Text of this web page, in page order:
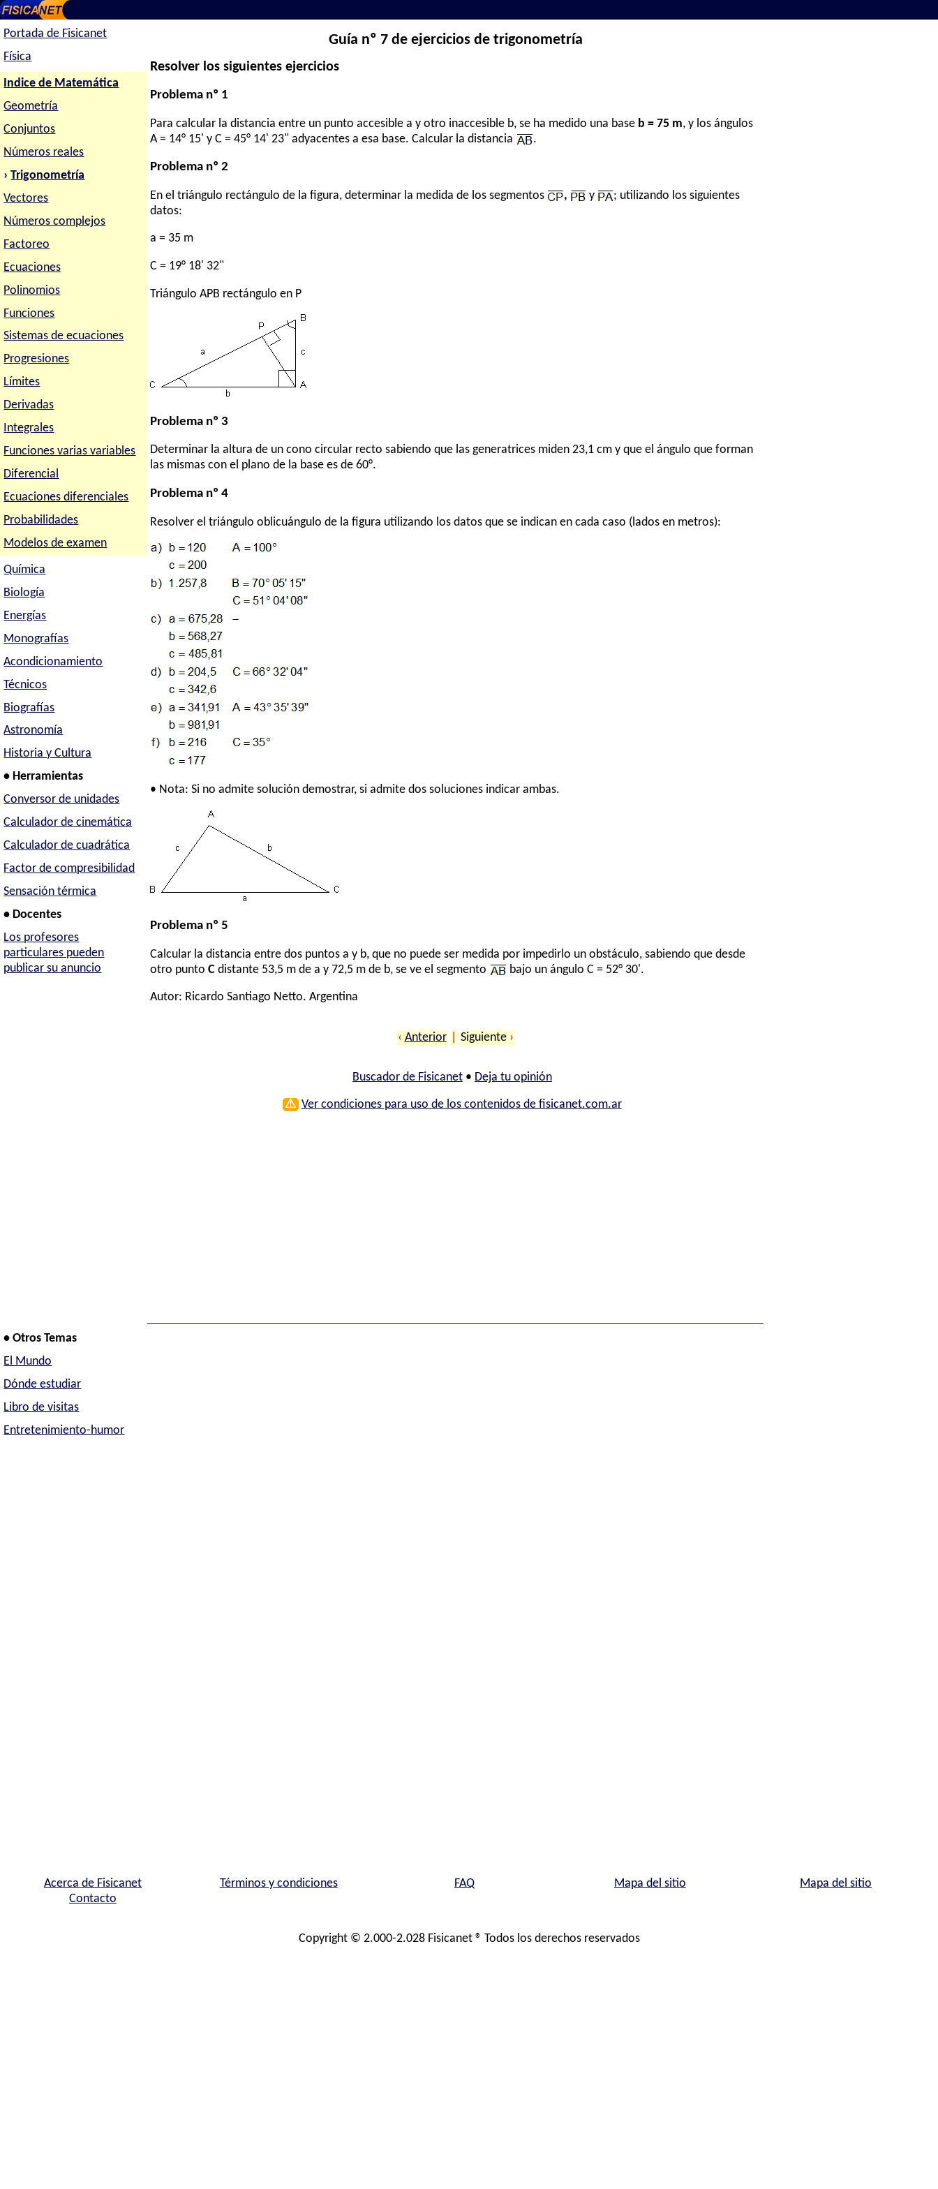
Portada de Fisicanet
Física
Indice de Matemática
Geometría
Conjuntos
Números reales
›Trigonometría
Vectores
Números complejos
Factoreo
Ecuaciones
Polinomios
Funciones
Sistemas de ecuaciones
Progresiones
Límites
Derivadas
Integrales
Funciones varias variables
Diferencial
Ecuaciones diferenciales
Probabilidades
Modelos de examen
Química
Biología
Energías
Monografías
Acondicionamiento
Técnicos
Biografías
Astronomía
Historia y Cultura
• Herramientas
Conversor de unidades
Calculador de cinemática
Calculador de cuadrática
Factor de compresibilidad
Sensación térmica
• Docentes
Los profesores
particulares pueden
publicar su anuncio
Guía nº 7 de ejercicios de trigonometría
Resolver los siguientes ejercicios
Problema nº 1
Para calcular la distancia entre un punto accesible a y otro inaccesible b, se ha medido una base b = 75 m, y los ángulos
A = 14° 15' y C = 45° 14' 23" adyacentes a esa base. Calcular la distancia
.
Problema nº 2
En el triángulo rectángulo de la figura, determinar la medida de los segmentos , y
; utilizando los siguientes
datos:
a = 35 m
C = 19° 18' 32"
Triángulo APB rectángulo en P
Problema nº 3
Determinar la altura de un cono circular recto sabiendo que las generatrices miden 23,1 cm y que el ángulo que forman
las mismas con el plano de la base es de 60°.
Problema nº 4
Resolver el triángulo oblicuángulo de la figura utilizando los datos que se indican en cada caso (lados en metros):
• Nota: Si no admite solución demostrar, si admite dos soluciones indicar ambas.
Problema nº 5
Calcular la distancia entre dos puntos a y b, que no puede ser medida por impedirlo un obstáculo, sabiendo que desde
otro puntoC distante 53,5 m de a y 72,5 m de b, se ve el segmento bajo un ángulo C = 52° 30'.
Autor: Ricardo Santiago Netto. Argentina
‹ Anterior Siguiente ›
Buscador de Fisicanet• Deja tu opinión
⚠ Ver condiciones para uso de los contenidos de fisicanet.com.ar
• Otros Temas
El Mundo
Dónde estudiar
Libro de visitas
Entretenimiento-humor
Acerca de Fisicanet Términos y condiciones FAQ Mapa del sitio
Mapa del sitio
Contacto
Copyright © 2.000-2.028 Fisicanet ® Todos los derechos reservados